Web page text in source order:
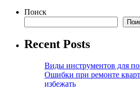
Поиск
Recent Posts
Виды инструментов для
Ошибки при ремонте
избежать